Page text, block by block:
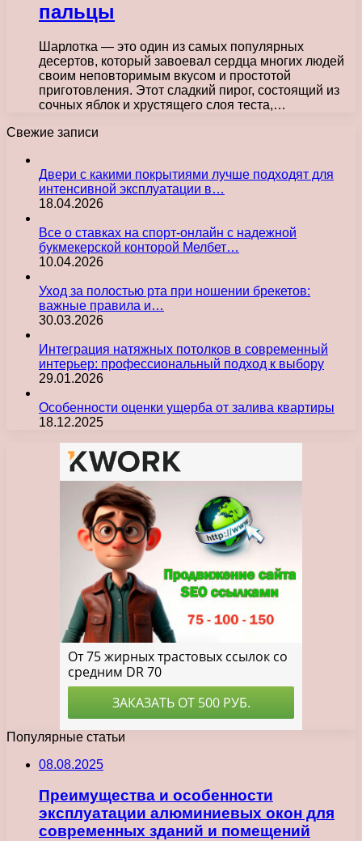
пальцы
Шарлотка — это один из самых популярных
десертов, который завоевал сердца многих людей
своим неповторимым вкусом и простотой
приготовления. Этот сладкий пирог, состоящий из
сочных яблок и хрустящего слоя теста,…
Свежие записи
Двери с какими покрытиями лучше подходят для
интенсивной эксплуатации в…
18.04.2026
Все о ставках на спорт-онлайн с надежной
букмекерской конторой Мелбет…
10.04.2026
Уход за полостью рта при ношении брекетов:
важные правила и…
30.03.2026
Интеграция натяжных потолков в современный
интерьер: профессиональный подход к выбору
29.01.2026
Особенности оценки ущерба от залива квартиры
18.12.2025
Популярные статьи
08.08.2025
Преимущества и особенности
эксплуатации алюминиевых окон для
современных зданий и помещений